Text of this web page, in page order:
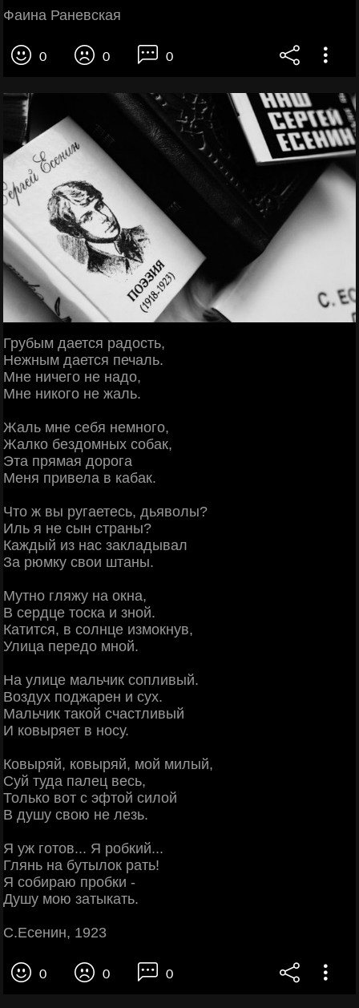
Фаина Раневская
0 0 0
Грубым дается радость,
Нежным дается печаль.
Мне ничего не надо,
Мне никого не жаль.
Жаль мне себя немного,
Жалко бездомных собак,
Эта прямая дорога
Меня привела в кабак.
Что ж вы ругаетесь, дьяволы?
Иль я не сын страны?
Каждый из нас закладывал
За рюмку свои штаны.
Мутно гляжу на окна,
В сердце тоска и зной.
Катится, в солнце измокнув,
Улица передо мной.
На улице мальчик сопливый.
Воздух поджарен и сух.
Мальчик такой счастливый
И ковыряет в носу.
Ковыряй, ковыряй, мой милый,
Суй туда палец весь,
Только вот с эфтой силой
В душу свою не лезь.
Я уж готов... Я робкий...
Глянь на бутылок рать!
Я собираю пробки -
Душу мою затыкать.
С.Есенин, 1923
0 0 0